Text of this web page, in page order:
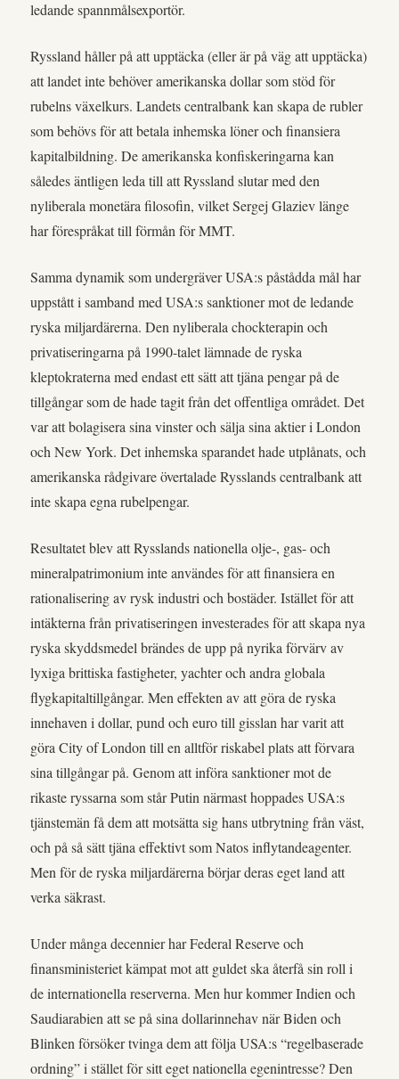
ledande spannmålsexportör.
Ryssland håller på att upptäcka (eller är på väg att upptäcka)
att landet inte behöver amerikanska dollar som stöd för
rubelns växelkurs. Landets centralbank kan skapa de rubler
som behövs för att betala inhemska löner och finansiera
kapitalbildning. De amerikanska konfiskeringarna kan
således äntligen leda till att Ryssland slutar med den
nyliberala monetära filosofin, vilket Sergej Glaziev länge
har förespråkat till förmån för MMT.
Samma dynamik som undergräver USA:s påstådda mål har
uppstått i samband med USA:s sanktioner mot de ledande
ryska miljardärerna. Den nyliberala chockterapin och
privatiseringarna på 1990-talet lämnade de ryska
kleptokraterna med endast ett sätt att tjäna pengar på de
tillgångar som de hade tagit från det offentliga området. Det
var att bolagisera sina vinster och sälja sina aktier i London
och New York. Det inhemska sparandet hade utplånats, och
amerikanska rådgivare övertalade Rysslands centralbank att
inte skapa egna rubelpengar.
Resultatet blev att Rysslands nationella olje-, gas- och
mineralpatrimonium inte användes för att finansiera en
rationalisering av rysk industri och bostäder. Istället för att
intäkterna från privatiseringen investerades för att skapa nya
ryska skyddsmedel brändes de upp på nyrika förvärv av
lyxiga brittiska fastigheter, yachter och andra globala
flygkapitaltillgångar. Men effekten av att göra de ryska
innehaven i dollar, pund och euro till gisslan har varit att
göra City of London till en alltför riskabel plats att förvara
sina tillgångar på. Genom att införa sanktioner mot de
rikaste ryssarna som står Putin närmast hoppades USA:s
tjänstemän få dem att motsätta sig hans utbrytning från väst,
och på så sätt tjäna effektivt som Natos inflytandeagenter.
Men för de ryska miljardärerna börjar deras eget land att
verka säkrast.
Under många decennier har Federal Reserve och
finansministeriet kämpat mot att guldet ska återfå sin roll i
de internationella reserverna. Men hur kommer Indien och
Saudiarabien att se på sina dollarinnehav när Biden och
Blinken försöker tvinga dem att följa USA:s “regelbaserade
ordning” i stället för sitt eget nationella egenintresse? Den